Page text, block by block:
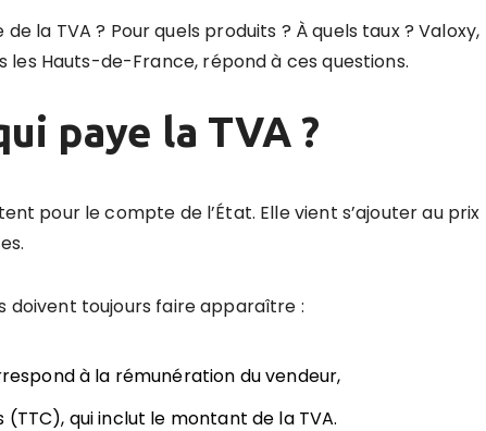
la TVA ? Pour quels produits ? À quels taux ? Valoxy,
Hauts-de-France, répond à ces questions.
paye la TVA ?
pour le compte de l’État. Elle vient s’ajouter au prix
doivent toujours faire apparaître :
à la rémunération du vendeur,
qui inclut le montant de la TVA.